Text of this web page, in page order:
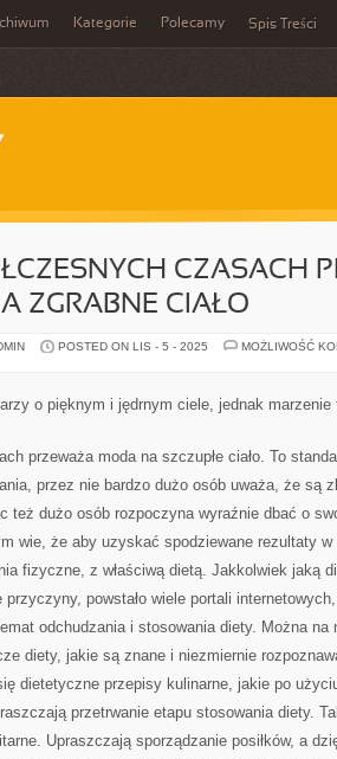
Kategorie Polecamy Spis Treści
CZASACH
ZGRABNE CIAŁO
POSTED ON LIS - 5 - 2025
MOŻLIWOŚĆ
o pięknym i jędrnym ciele, jednak marzenie
przeważa moda na szczupłe ciało. To
przez nie bardzo dużo osób uważa, że są
też dużo osób rozpoczyna wyraźnie dbać o
wie, że aby uzyskać spodziewane rezultaty w
fizyczne, z właściwą dietą. Jakkolwiek jaką
przyczyny, powstało wiele portali
odchudzania i stosowania diety. Można na
diety, jakie są znane i niezmiernie
dietetyczne przepisy kulinarne, jakie po
przetrwanie etapu stosowania diety.
Upraszczają sporządzanie posiłków, a